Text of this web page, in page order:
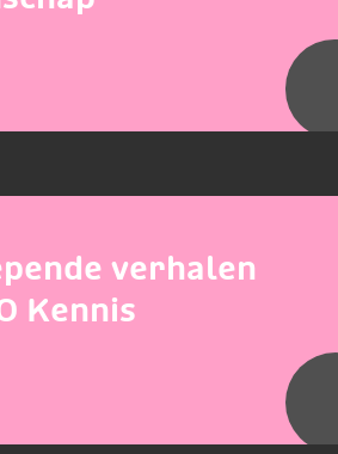
verhalen
Kennis